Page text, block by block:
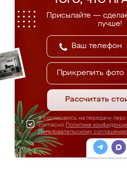
Присылайте —
лучше!
Прикрепить фото
Рассчитать
Я соглашаюсь на передачу
согласно Политике
Пользовательскому